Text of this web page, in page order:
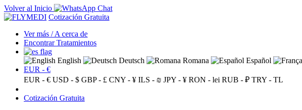
Volver al Inicio
Cotización Gratuita
Ver más / A cerca de
Encontrar Tratamientos
English Deutsch Romana Español
EUR - €
EUR - € USD - $ GBP - £ CNY - ¥ ILS - ₪ JPY - ¥ RON - lei RUB - ₽ TRY - TL
Cotización Gratuita